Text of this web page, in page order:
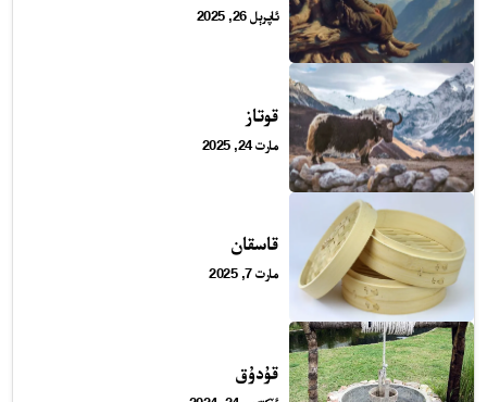
24 سائەت ئەزالىق پىلانى
ئاپرېل 26, 2025
قوتاز
مارت 24, 2025
قاسقان
مارت 7, 2025
قۇدۇق